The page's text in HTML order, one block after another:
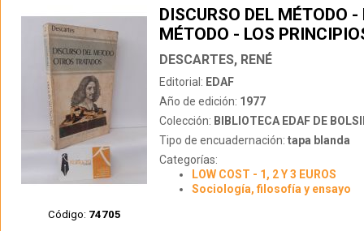
Código: 74705
DISCURSO DEL MÉTODO -
MÉTODO - LOS
FILOSOFÍA - LA
CIENCIA - LA MORAL
DESCARTES, RENÉ
Editorial: EDAF
Año de edición: 1977
Colección: BIBLIOTECA EDAF DE
Tipo de encuadernación: tapa blanda
Categorías:
LOW COST - 1, 2 Y 3 EUROS
Sociología, filosofía y ensayo